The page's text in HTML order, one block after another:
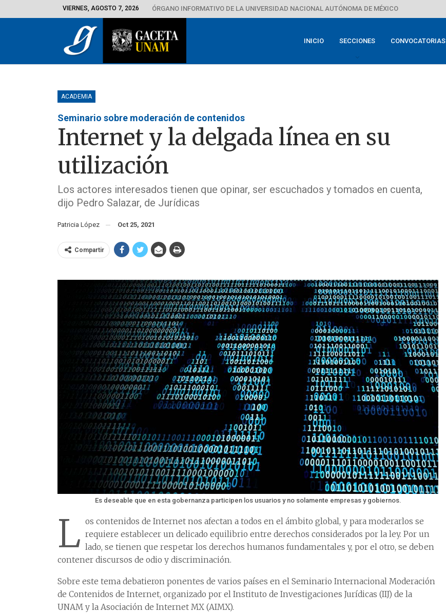
VIERNES, AGOSTO 7, 2026 ÓRGANO INFORMATIVO DE LA UNIVERSIDAD NACIONAL AUTÓNOMA DE MÉXICO
INICIO SECCIONES CONVOCATORIAS
ACADEMIA
Seminario sobre moderación de contenidos
Internet y la delgada línea en su
utilización
Los actores interesados tienen que opinar, ser escuchados y tomados en cuenta,
dijo Pedro Salazar, de Jurídicas
Patricia López Oct 25, 2021
Compartir
Es deseable que en esta gobernanza participen los usuarios y no solamente empresas y gobiernos.
L os contenidos de Internet nos afectan a todos en el ámbito global, y para moderarlos se
requiere establecer un delicado equilibrio entre derechos considerados por la ley. Por un
lado, se tienen que respetar los derechos humanos fundamentales y, por el otro, se deben
contener discursos de odio y discriminación.
Sobre este tema debatieron ponentes de varios países en el Seminario Internacional Moderación
de Contenidos de Internet, organizado por el Instituto de Investigaciones Jurídicas (IIJ) de la
UNAM y la Asociación de Internet MX (AIMX).